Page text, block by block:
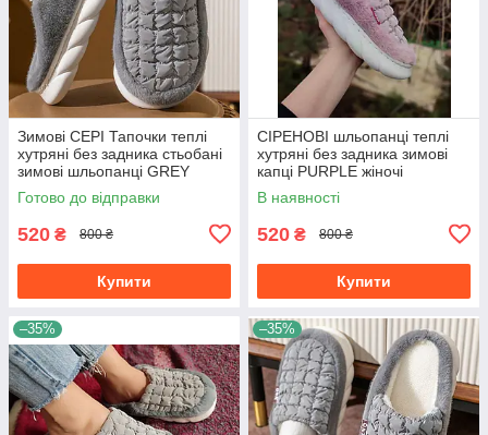
Зимові СЕРІ Тапочки теплі
хутряні без задника стьобані
зимові шльопанці GREY
унісекс
Готово до відправки
520 ₴ 800 ₴
Купити
СІРЕНОВІ шльопанці теплі
хутряні без задника зимові
капці PURPLE жіночі
В наявності
520 ₴ 800 ₴
Купити
–35% –35%